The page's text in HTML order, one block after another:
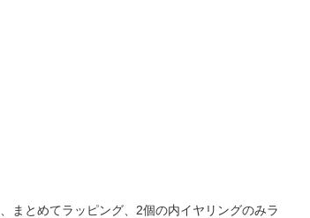
まとめてラッピング、2個の内イヤリングのみラ